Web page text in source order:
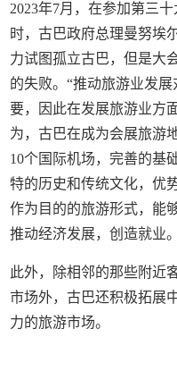
2023年7月，在参加第三
时，古巴政府总理曼努埃
力试图孤立古巴，但是大
的失败。“推动旅游业发
要，因此在发展旅游业方
为，古巴在成为会展旅
10个国际机场，完善的基
特的历史和传统文化，优
作为目的的旅游形式，能
推动经济发展，创造就业。
此外，除相邻的那些附近
市场外，古巴还积极拓展
力的旅游市场。